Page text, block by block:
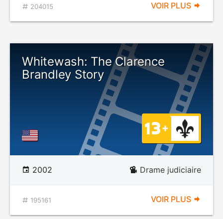
204015 VOIR PLUS
Whitewash: The Clarence
Brandley Story
2002 Drame judiciaire
195161 VOIR PLUS